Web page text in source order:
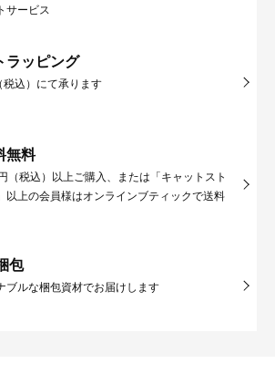
サービス
ラッピング
込）にて承ります
無料
（税込）以上ご購入、または「キャットスト
以上の会員様はオンラインブティックで送料
包
ブルな梱包資材でお届けします